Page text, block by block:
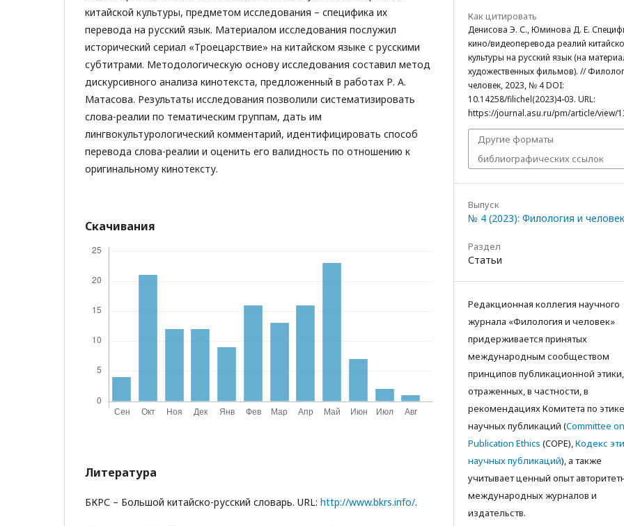
китайской культуры, предметом исследования – специфика их
перевода на русский язык. Материалом исследования послужил
исторический сериал «Троецарствие» на китайском языке с русскими
субтитрами. Методологическую основу исследования составил метод
дискурсивного анализа кинотекста, предложенный в работах Р. А.
Матасова. Результаты исследования позволили систематизировать
слова-реалии по тематическим группам, дать им
лингвокультурологический комментарий, идентифицировать способ
перевода слова-реалии и оценить его валидность по отношению к
оригинальному кинотексту.
Скачивания
Литература
БКРС – Большой китайско-русский словарь. URL: http://www.bkrs.info/.
Как цитировать
Денисова Э. С., Юминова Д. Е.
кино/видеоперевода реалий
культуры на русский язык (на
художественных фильмов). //
человек, 2023, № 4 DOI:
10.14258/filichel(2023)4-03. URL:
https://journal.asu.ru/pm/article/view/
Другие форматы
библиографических ссылок
Выпуск
№ 4 (2023): Филология и человек
Раздел
Статьи
Редакционная коллегия научного
журнала «Филология и человек»
придерживается принятых
международным сообществом
принципов публикационной этики,
отраженных, в частности, в
рекомендациях Комитета по этике
научных публикаций (Committee on
Publication Ethics (COPE),Кодекс
научных публикаций), а также
учитываeт ценный опыт
международных журналов и
издательств.